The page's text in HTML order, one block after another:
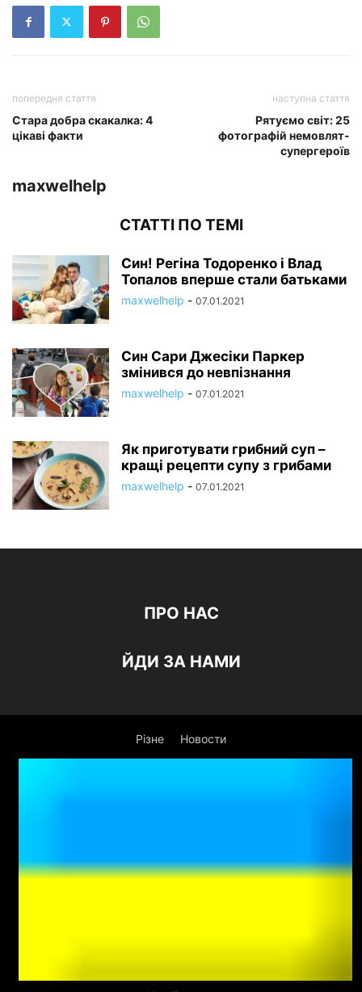
попередня стаття
Стара добра скакалка: 4
цікаві факти
наступна стаття
Рятуємо світ: 25
фотографій немовлят-
супергероїв
maxwelhelp
СТАТТІ ПО ТЕМІ
Син! Регіна Тодоренко і Влад
Топалов вперше стали батьками
maxwelhelp - 07.01.2021
Син Сари Джесіки Паркер
змінився до невпізнання
maxwelhelp - 07.01.2021
Як приготувати грибний суп –
кращі рецепти супу з грибами
maxwelhelp - 07.01.2021
ПРО НАС
ЙДИ ЗА НАМИ
Різне Новости